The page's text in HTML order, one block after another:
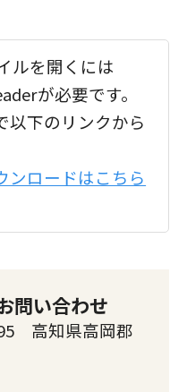
ルを開くには
が必要です。
以下のリンクから
ンロードはこちら
問い合わせ
高知県高岡郡